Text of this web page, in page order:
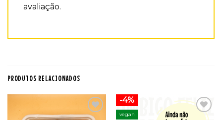
avaliação.
PRODUTOS RELACIONADOS
vegan
-4%